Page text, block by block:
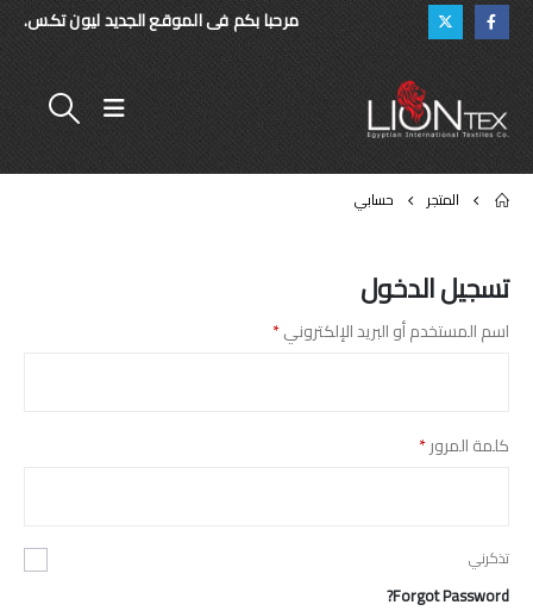
مرحبا بكم فى الموقع الجديد ليون تكس.
المتجر حسابي
تسجيل الدخول
اسم المستخدم أو البريد الإلكتروني*
كلمة المرور*
تذكرني
Forgot Password?